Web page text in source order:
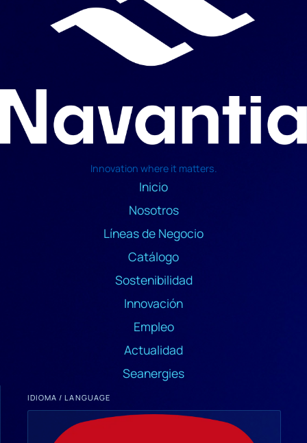
Innovation where it matters.
Inicio
Nosotros
Líneas de Negocio
Catálogo
Sostenibilidad
Innovación
Empleo
Actualidad
Seanergies
IDIOMA / LANGUAGE